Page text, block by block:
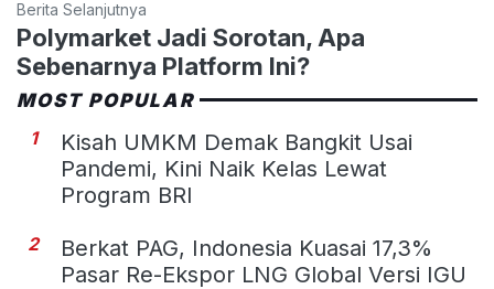
Berita Selanjutnya
Polymarket Jadi Sorotan, Apa
Sebenarnya Platform Ini?
MOST POPULAR
1
Kisah UMKM Demak Bangkit Usai
Pandemi, Kini Naik Kelas Lewat
Program BRI
2
Berkat PAG, Indonesia Kuasai 17,3%
Pasar Re-Ekspor LNG Global Versi IGU